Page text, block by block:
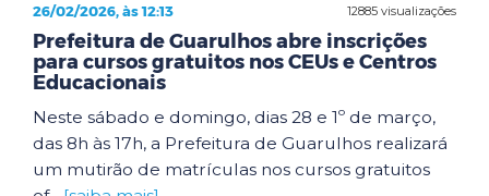
12885 visualizações
26/02/2026, às 12:13
Prefeitura de Guarulhos abre inscrições
para cursos gratuitos nos CEUs e Centros
Educacionais
Neste sábado e domingo, dias 28 e 1º de março,
das 8h às 17h, a Prefeitura de Guarulhos realizará
um mutirão de matrículas nos cursos gratuitos